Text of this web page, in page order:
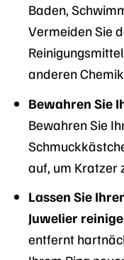
Baden,
Vermeiden Sie
anderen
Bewahren Sie
Bewahren Sie
auf, um Kratzer
Lassen Sie
Juwelier
entfernt